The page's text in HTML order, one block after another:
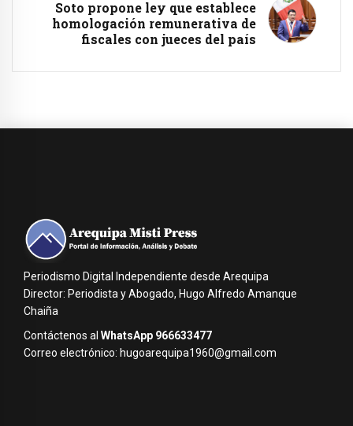
Soto propone ley que establece
homologación remunerativa de
fiscales con jueces del país
Periodismo Digital Independiente desde Arequipa
Director: Periodista y Abogado, Hugo Alfredo Amanque
Chaiña
Contáctenos al WhatsApp 966633477
Correo electrónico: hugoarequipa1960@gmail.com